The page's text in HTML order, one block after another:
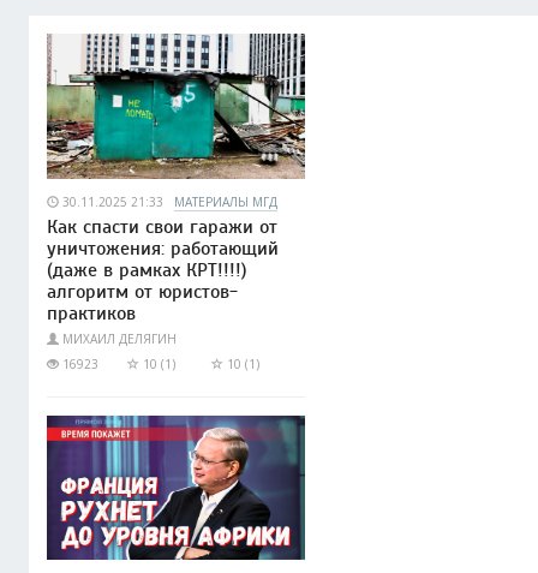
30.11.2025 21:33 МАТЕРИАЛЫ МГД
Как спасти свои гаражи от
уничтожения: работающий
(даже в рамках КРТ!!!!)
алгоритм от юристов-
практиков
МИХАИЛ ДЕЛЯГИН
16923
10 (1) 10 (1)